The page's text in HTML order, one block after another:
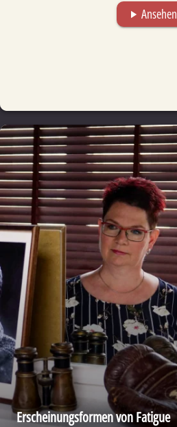
play_arrow Ansehen
Erscheinungsformen von Fatigue